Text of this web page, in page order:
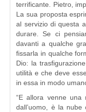
terrificante. Pietro,
La sua proposta
al servizio di questa
durare. Se ci
davanti a qualche
fissarla in qualche
Dio: la
utilità e che deve
in essa in modo
“E allora venne una
dall’uomo, è la nube